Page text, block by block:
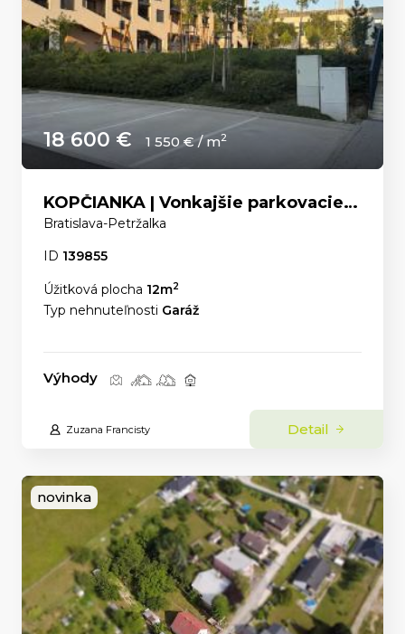
18 600 € 1 550 € / m2
KOPČIANKA | Vonkajšie parkovacie státie
Bratislava-Petržalka
ID 139855
Úžitková plocha 12m2
Typ nehnuteľnosti Garáž
Výhody
Zuzana Francisty Detail
novinka